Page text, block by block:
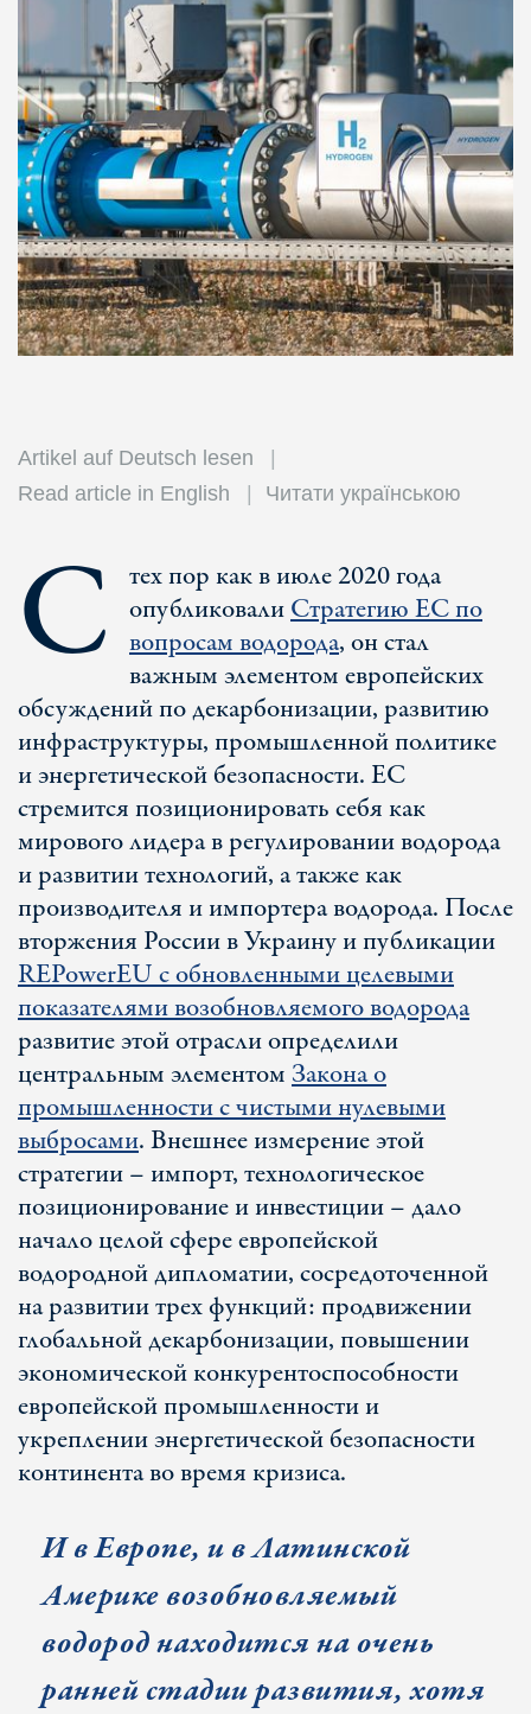
Artikel auf Deutsch lesen
Read article in English
Читати українською
С
тех пор как в июле 2020 года
опубликовалиСтратегию ЕС по
вопросам водорода, он стал
важным элементом европейских
обсуждений по декарбонизации, развитию
инфраструктуры, промышленной политике
и энергетической безопасности. ЕС
стремится позиционировать себя как
мирового лидера в регулировании водорода
и развитии технологий, а также как
производителя и импортера водорода. После
вторжения России в Украину и публикации
REPowerEU с обновленными целевыми
показателями возобновляемого водорода
развитие этой отрасли определили
центральным элементомЗакона о
промышленности с чистыми нулевыми
выбросами. Внешнее измерение этой
стратегии – импорт, технологическое
позиционирование и инвестиции – дало
начало целой сфере европейской
водородной дипломатии, сосредоточенной
на развитии трех функций: продвижении
глобальной декарбонизации, повышении
экономической конкурентоспособности
европейской промышленности и
укреплении энергетической безопасности
континента во время кризиса.
И в Европе, и в Латинской
Америке возобновляемый
водород находится на очень
ранней стадии развития, хотя